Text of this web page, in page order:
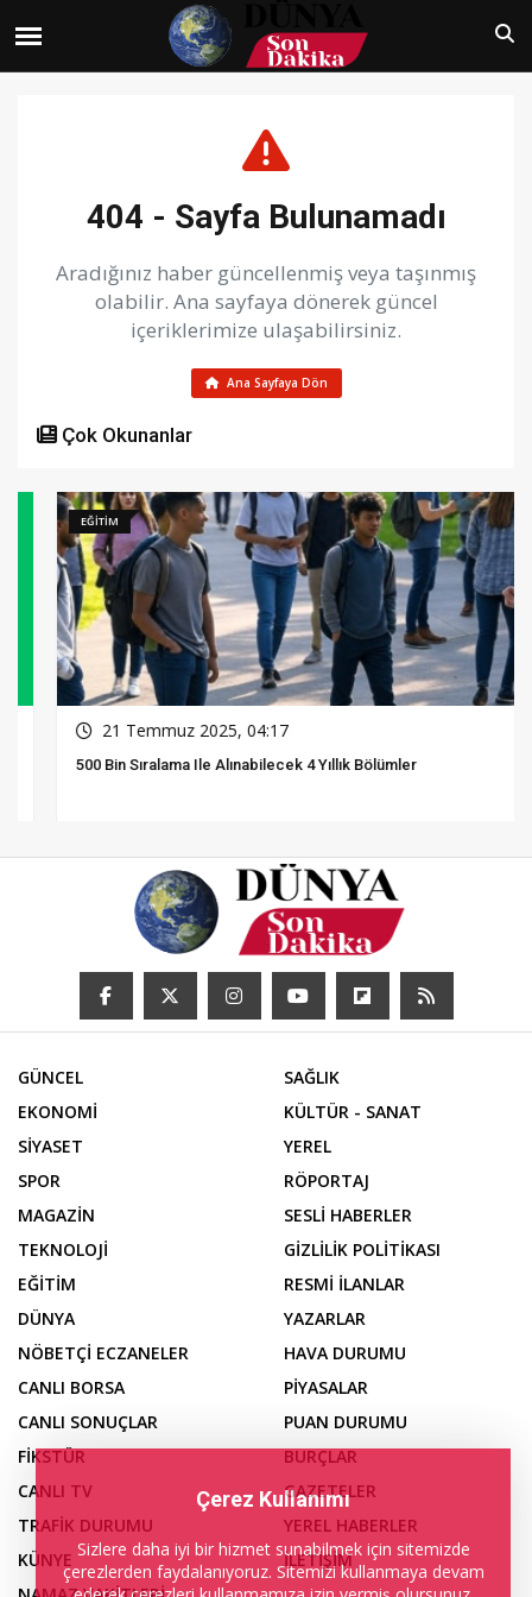
404 - Sayfa Bulunamadı
Aradığınız haber güncellenmiş veya taşınmış
olabilir. Ana sayfaya dönerek güncel
içeriklerimize ulaşabilirsiniz.
Ana Sayfaya Dön
Çok Okunanlar
EĞİTİM
21 Temmuz 2025, 04:17
500 Bin Sıralama Ile Alınabilecek 4 Yıllık Bölümler
GÜNCEL
EKONOMİ
SİYASET
SPOR
MAGAZİN
TEKNOLOJİ
EĞİTİM
DÜNYA
SAĞLIK
KÜLTÜR - SANAT
YEREL
RÖPORTAJ
SESLİ HABERLER
GİZLİLİK POLİTİKASI
RESMİ İLANLAR
YAZARLAR
NÖBETÇİ ECZANELER
CANLI BORSA
CANLI SONUÇLAR
FİKSTÜR
CANLI TV
TRAFİK DURUMU
KÜNYE
HAVA DURUMU
PİYASALAR
PUAN DURUMU
BURÇLAR
GAZETELER
YEREL HABERLER
İLETİŞİM
Çerez Kullanımı
Sizlere daha iyi bir hizmet sunabilmek için sitemizde
çerezlerden faydalanıyoruz. Sitemizi kullanmaya devam